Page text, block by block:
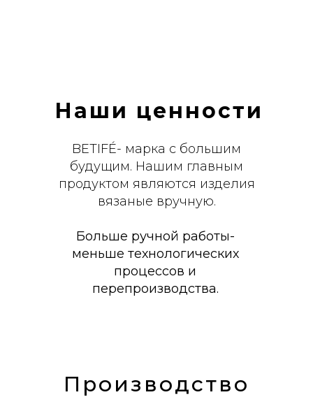
Наши ценности
BETIFÉ- марка с большим
будущим. Нашим главным
продуктом являются изделия
вязаные вручную.
Больше ручной работы-
меньше технологических
процессов и
перепроизводства.
Производство